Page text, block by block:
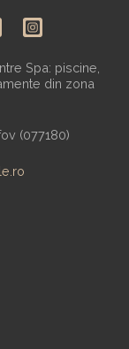
Spa: piscine,
din zona
(077180)